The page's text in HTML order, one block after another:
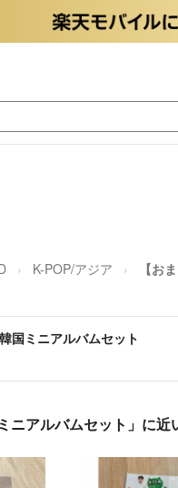
K-POP/アジア 【お
国ミニアルバムセット
ニアルバムセット」に近